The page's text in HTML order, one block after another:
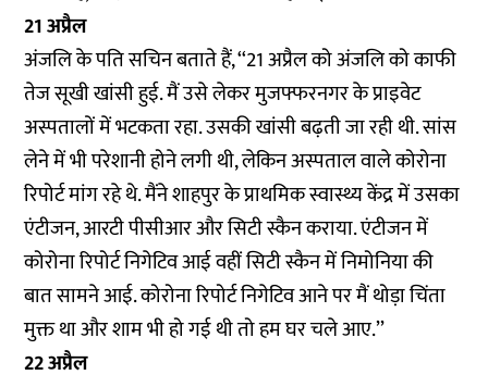
21 अप्रैल
अंजलि के पति सचिन बताते हैं, ‘‘21 अप्रैल को अंजलि को काफी
तेज सूखी खांसी हुई. मैं उसे लेकर मुजफ्फरनगर के प्राइवेट
अस्पतालों में भटकता रहा. उसकी खांसी बढ़ती जा रही थी. सांस
लेने में भी परेशानी होने लगी थी, लेकिन अस्पताल वाले कोरोना
रिपोर्ट मांग रहे थे. मैंने शाहपुर के प्राथमिक स्वास्थ्य केंद्र में उसका
एंटीजन, आरटी पीसीआर और सिटी स्कैन कराया. एंटीजन में
कोरोना रिपोर्ट निगेटिव आई वहीं सिटी स्कैन में निमोनिया की
बात सामने आई. कोरोना रिपोर्ट निगेटिव आने पर मैं थोड़ा चिंता
मुक्त था और शाम भी हो गई थी तो हम घर चले आए.’’
22 अप्रैल